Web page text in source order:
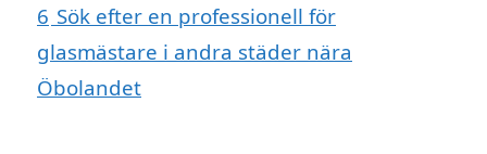
6 Sök efter en professionell för
glasmästare i andra städer nära
Öbolandet